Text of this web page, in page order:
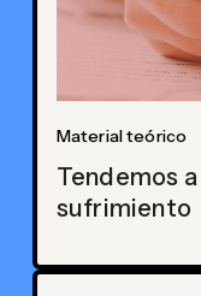
Material teórico
Tendemos
sufrimiento